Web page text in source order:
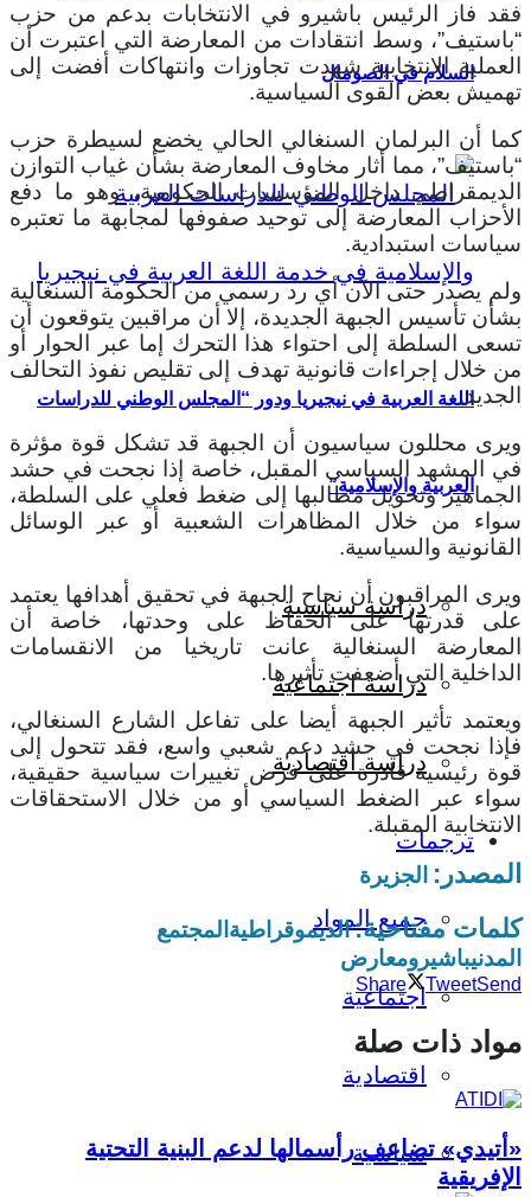
السلام في الصومال
اللغة العربية في نيجيريا ودور “المجلس الوطني للدراسات
العربية والإسلامية”
دراسة سياسية
دراسة اجتماعية
دراسة اقتصادية
ترجمات
جميع المواد
اجتماعية
اقتصادية
سياسية
فقد فاز الرئيس باشيرو في الانتخابات بدعم من حزب
“باستيف”، وسط انتقادات من المعارضة التي اعتبرت أن
العملية الانتخابية شهدت تجاوزات وانتهاكات أفضت إلى
تهميش بعض القوى السياسية.
كما أن البرلمان السنغالي الحالي يخضع لسيطرة حزب
“باستيف”، مما أثار مخاوف المعارضة بشأن غياب التوازن
الديمقراطي داخل المؤسسات الحكومية، وهو ما دفع
الأحزاب المعارضة إلى توحيد صفوفها لمجابهة ما تعتبره
سياسات استبدادية.
ولم يصدر حتى الآن أي رد رسمي من الحكومة السنغالية
بشأن تأسيس الجبهة الجديدة، إلا أن مراقبين يتوقعون أن
تسعى السلطة إلى احتواء هذا التحرك إما عبر الحوار أو
من خلال إجراءات قانونية تهدف إلى تقليص نفوذ التحالف
الجديد.
ويرى محللون سياسيون أن الجبهة قد تشكل قوة مؤثرة
في المشهد السياسي المقبل، خاصة إذا نجحت في حشد
الجماهير وتحويل مطالبها إلى ضغط فعلي على السلطة،
سواء من خلال المظاهرات الشعبية أو عبر الوسائل
القانونية والسياسية.
ويرى المراقبون أن نجاح الجبهة في تحقيق أهدافها يعتمد
على قدرتها على الحفاظ على وحدتها، خاصة أن
المعارضة السنغالية عانت تاريخيا من الانقسامات
الداخلية التي أضعفت تأثيرها.
ويعتمد تأثير الجبهة أيضا على تفاعل الشارع السنغالي،
فإذا نجحت في حشد دعم شعبي واسع، فقد تتحول إلى
قوة رئيسية قادرة على فرض تغييرات سياسية حقيقية،
سواء عبر الضغط السياسي أو من خلال الاستحقاقات
الانتخابية المقبلة.
المصدر: الجزيرة
كلمات مفتاحية:الديموقراطية المجتمع
المدنيباشيرومعارض
Share TweetSend
مواد ذات صلة
«أتيدي» تضاعف رأسمالها لدعم البنية التحتية
الإفريقية